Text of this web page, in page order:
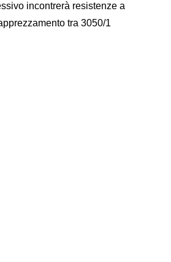
incontrerà resistenze a
tra 3050/1